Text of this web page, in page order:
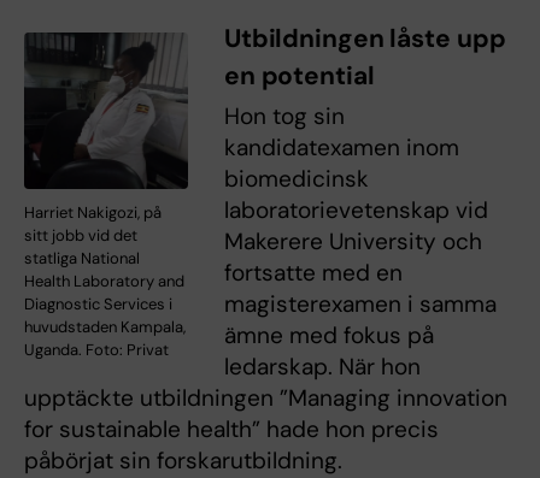
Harriet Nakigozi, på
sitt jobb vid det
statliga National
Health Laboratory and
Diagnostic Services i
huvudstaden Kampala,
Uganda. Foto: Privat
Utbildningen låste upp
en potential
Hon tog sin
kandidatexamen inom
biomedicinsk
laboratorievetenskap vid
Makerere University och
fortsatte med en
magisterexamen i samma
ämne med fokus på
ledarskap. När hon
upptäckte utbildningen ”Managing innovation
for sustainable health” hade hon precis
påbörjat sin forskarutbildning.